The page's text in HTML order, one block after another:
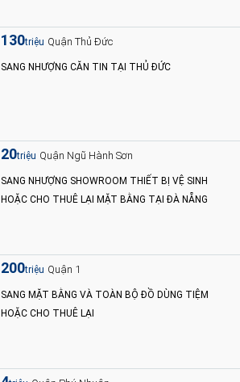
130triệu Quận Thủ Đức
SANG NHƯỢNG CĂN TIN TẠI THỦ ĐỨC
20triệu Quận Ngũ Hành Sơn
SANG NHƯỢNG SHOWROOM THIẾT BỊ VỆ SINH
HOẶC CHO THUÊ LẠI MẶT BẰNG TẠI ĐÀ NẴNG
200triệu Quận 1
SANG MẶT BẰNG VÀ TOÀN BỘ ĐỒ DÙNG TIỆM
HOẶC CHO THUÊ LẠI